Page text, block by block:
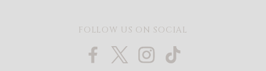
FOLLOW US ON SOCIAL